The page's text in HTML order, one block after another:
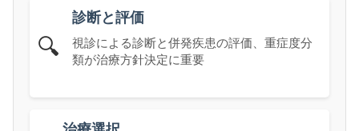
🔍
診断と評価
視診による診断と併発疾患の評価、重症度分
類が治療方針決定に重要